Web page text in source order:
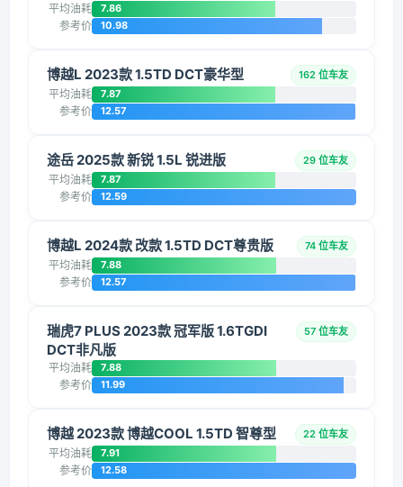
平均油耗 7.86
参考价 10.98
博越L 2023款 1.5TD DCT豪华型 162 位车友
平均油耗 7.87
参考价 12.57
途岳 2025款 新锐 1.5L 锐进版 29 位车友
平均油耗 7.87
参考价 12.59
博越L 2024款 改款 1.5TD DCT尊贵版 74 位车友
平均油耗 7.88
参考价 12.57
瑞虎7 PLUS 2023款 冠军版 1.6TGDI
DCT非凡版
57 位车友
平均油耗 7.88
参考价 11.99
博越 2023款 博越COOL 1.5TD 智尊型 22 位车友
平均油耗 7.91
参考价 12.58